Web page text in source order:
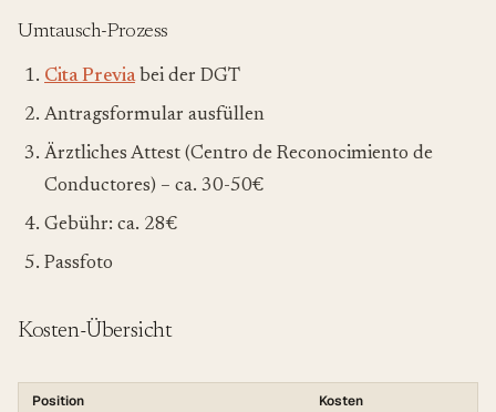
Umtausch-Prozess
Cita Previabei der DGT
Antragsformular ausfüllen
Ärztliches Attest (Centro de Reconocimiento de
Conductores) – ca. 30-50€
Gebühr: ca. 28€
Passfoto
Kosten-Übersicht
Position Kosten